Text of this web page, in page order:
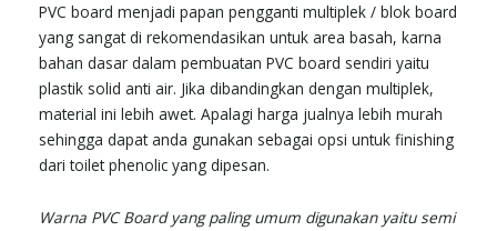
PVC board menjadi papan pengganti multiplek / blok board
yang sangat di rekomendasikan untuk area basah, karna
bahan dasar dalam pembuatan PVC board sendiri yaitu
plastik solid anti air. Jika dibandingkan dengan multiplek,
material ini lebih awet. Apalagi harga jualnya lebih murah
sehingga dapat anda gunakan sebagai opsi untuk finishing
dari toilet phenolic yang dipesan.
Warna PVC Board yang paling umum digunakan yaitu semi